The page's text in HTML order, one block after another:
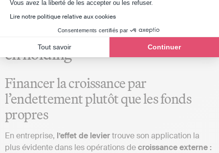
Vous avez la liberté de les accepter ou les refuser.
Lire notre politique relative aux cookies
Consentements certifiés par
Tout savoir Continuer
L’effet de levier en entreprise et
en holding
Financer la croissance par
l’endettement plutôt que les fonds
propres
En entreprise, l’effet de leviertrouve son application la
plus évidente dans les opérations decroissance externe :